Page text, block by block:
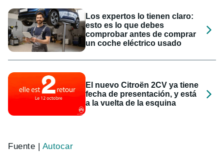
Los expertos lo tienen claro:
esto es lo que debes
comprobar antes de comprar
un coche eléctrico usado
El nuevo Citroën 2CV ya tiene
fecha de presentación, y está
a la vuelta de la esquina
Fuente | Autocar